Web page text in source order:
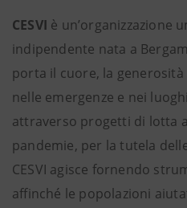
CESVI è un’organizzazione
indipendente nata a
porta il cuore, la
nelle emergenze e nei
attraverso progetti di lotta
pandemie, per la tutela
CESVI agisce fornendo
affinché le popolazioni